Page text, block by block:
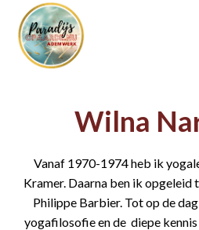
Wilna
Vanaf 1970-1974 heb ik
Kramer. Daarna ben ik
Philippe Barbier. Tot op de
yogafilosofie en de diepe